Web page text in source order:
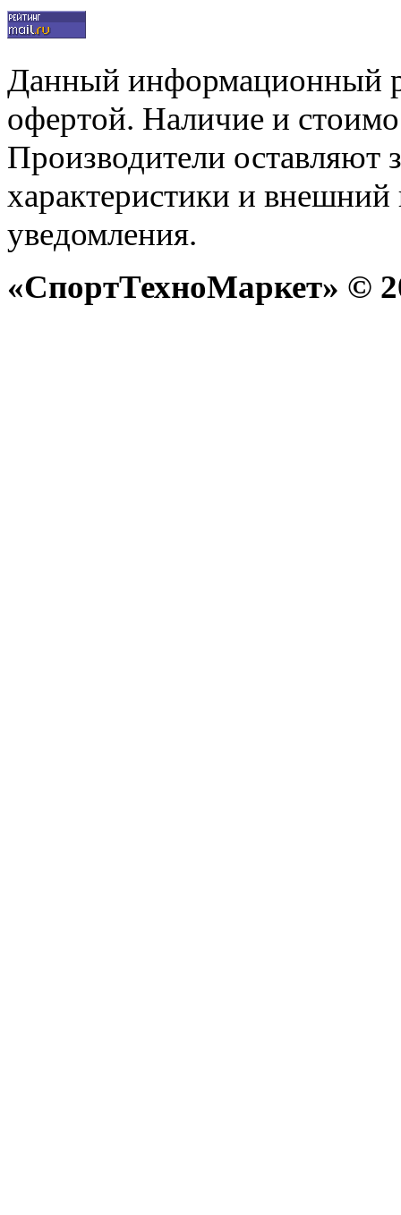
Данный информационный
офертой. Наличие и
Производители оставляют
характеристики и внешний
уведомления.
«СпортТехноМаркет» ©